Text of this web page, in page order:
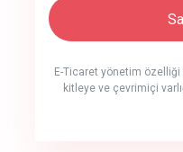
E-Ticaret yönetim özelliği
kitleye ve çevrimiçi